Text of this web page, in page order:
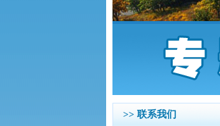
>> 联系我们